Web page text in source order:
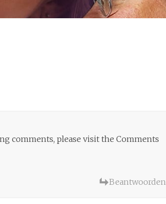
comments, please visit the Comments
Beantwoorden